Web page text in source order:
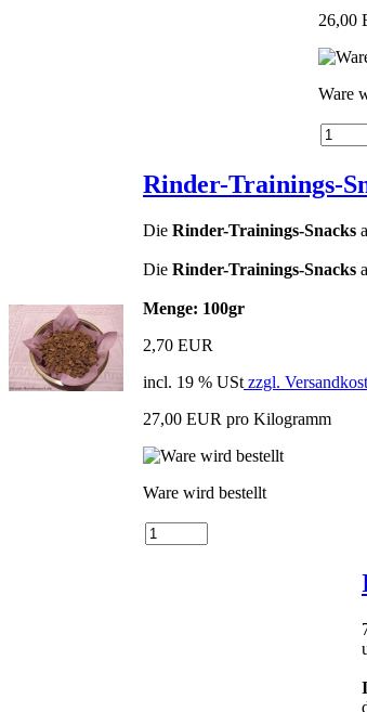
26,00
Ware
Rinder-Trainings-
Die Rinder-Trainings-Snacks
Die Rinder-Trainings-Snacks
Menge: 100gr
2,70 EUR
incl. 19 % USt zzgl.
27,00 EUR pro Kilogramm
Ware wird bestellt